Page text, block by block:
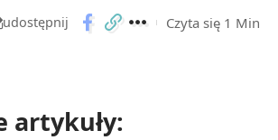
udostępnij Czyta się 1 Min
artykuły: